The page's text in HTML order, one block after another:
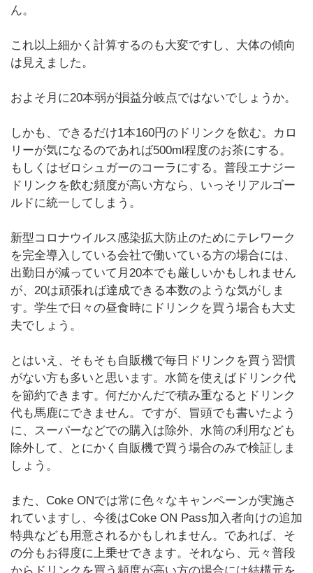
ん。
これ以上細かく計算するのも大変ですし、大体の傾向
は見えました。
およそ月に20本弱が損益分岐点ではないでしょうか。
しかも、できるだけ1本160円のドリンクを飲む。カロ
リーが気になるのであれば500ml程度のお茶にする。
もしくはゼロシュガーのコーラにする。普段エナジー
ドリンクを飲む頻度が高い方なら、いっそリアルゴー
ルドに統一してしまう。
新型コロナウイルス感染拡大防止のためにテレワーク
を完全導入している会社で働いている方の場合には、
出勤日が減っていて月20本でも厳しいかもしれません
が、20は頑張れば達成できる本数のような気がしま
す。学生で日々の昼食時にドリンクを買う場合も大丈
夫でしょう。
とはいえ、そもそも自販機で毎日ドリンクを買う習慣
がない方も多いと思います。水筒を使えばドリンク代
を節約できます。何だかんだで積み重なるとドリンク
代も馬鹿にできません。ですが、冒頭でも書いたよう
に、スーパーなどでの購入は除外、水筒の利用なども
除外して、とにかく自販機で買う場合のみで検証しま
しょう。
また、Coke ONでは常に色々なキャンペーンが実施さ
れていますし、今後はCoke ON Pass加入者向けの追加
特典なども用意されるかもしれません。であれば、そ
の分もお得度に上乗せできます。それなら、元々普段